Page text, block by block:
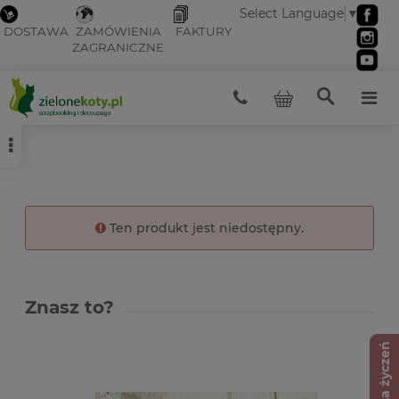
DOSTAWA ZAMÓWIENIA
ZAGRANICZNE
FAKTURY
Select Language ▼
Ten produkt jest niedostępny.
Znasz to?
Lista życzeń